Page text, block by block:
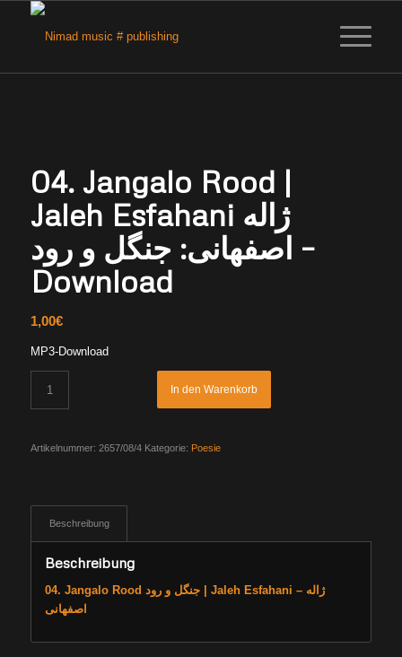
04. Jangalo Rood |
Jaleh Esfahani ژاله
اصفهانی: جنگل و رود –
Download
1,00€
MP3-Download
In den Warenkorb
Artikelnummer: 2657/08/4 Kategorie: Poesie
Beschreibung
Beschreibung
04. Jangalo Rood جنگل و رود | Jaleh Esfahani – ژاله
اصفهانی